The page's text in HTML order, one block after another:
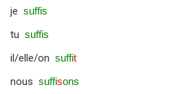
je suffis
tu suffis
il/elle/on suffit
nous suffisons